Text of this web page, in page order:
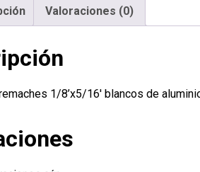
Valoraciones (0)
1/8’x5/16′ blancos de